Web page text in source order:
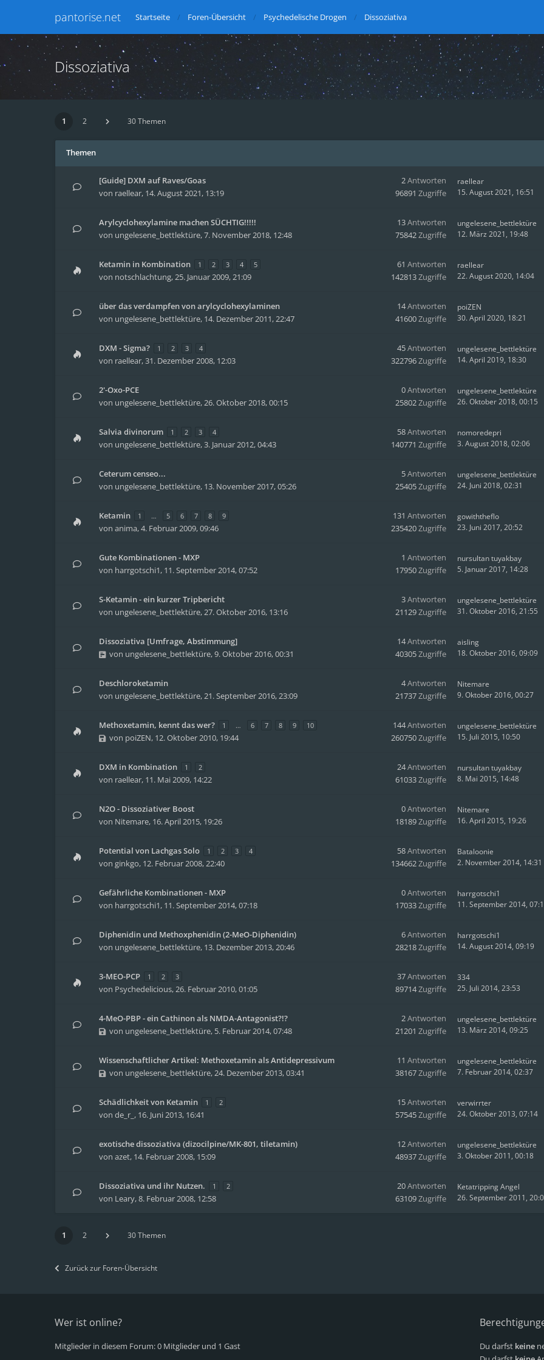
pantorise.net Startseite Foren-Übersicht Psychedelische Drogen Dissoziativa
Dissoziativa
1 2 30 Themen
Themen
[Guide] DXM auf Raves/Goas
von raellear, 14. August 2021, 13:19
2Antworten
96891 Zugriffe
raellear
15. August 2021, 16:51
Arylcyclohexylamine machen SÜCHTIG!!!!!
von ungelesene_bettlektüre,7. November 2018, 12:48
13Antworten
75842Zugriffe
ungelesene_bettlektüre
12. März 2021, 19:48
Ketamin in Kombination 1 2 3 4 5
von notschlachtung,25. Januar 2009, 21:09
61 Antworten
142813Zugriffe
raellear
22. August 2020, 14:04
über das verdampfen von arylcyclohexylaminen
von ungelesene_bettlektüre, 14. Dezember 2011, 22:47
14Antworten
41600Zugriffe
poiZEN
30. April 2020, 18:21
DXM - Sigma? 1 2 3 4
von raellear,31. Dezember 2008, 12:03
45Antworten
322796Zugriffe
ungelesene_bettlektüre
14. April 2019, 18:30
2'-Oxo-PCE
von ungelesene_bettlektüre,26. Oktober 2018, 00:15
0Antworten
25802Zugriffe
ungelesene_bettlektüre
26. Oktober 2018, 00:15
Salvia divinorum 1 2 3 4
von ungelesene_bettlektüre,3. Januar 2012, 04:43
58Antworten
140771 Zugriffe
nomoredepri
3. August 2018, 02:06
Ceterum censeo...
von ungelesene_bettlektüre, 13. November 2017, 05:26
5Antworten
25405Zugriffe
ungelesene_bettlektüre
24. Juni 2018, 02:31
Ketamin 1 … 5 6 7 8 9
von anima,4. Februar 2009, 09:46
131 Antworten
235420Zugriffe
gowiththeflo
23. Juni 2017, 20:52
Gute Kombinationen - MXP
von harrgotschi1, 11. September 2014, 07:52
1 Antworten
17950Zugriffe
nursultan tuyakbay
5. Januar 2017, 14:28
S-Ketamin - ein kurzer Tripbericht
von ungelesene_bettlektüre,27. Oktober 2016, 13:16
3Antworten
21129Zugriffe
ungelesene_bettlektüre
31. Oktober 2016, 21:55
Dissoziativa [Umfrage, Abstimmung]
von ungelesene_bettlektüre,9. Oktober 2016, 00:31
14Antworten
40305Zugriffe
aisling
18. Oktober 2016, 09:09
Deschloroketamin
von ungelesene_bettlektüre,21. September 2016, 23:09
4Antworten
21737Zugriffe
Nitemare
9. Oktober 2016, 00:27
Methoxetamin, kennt das wer? 1 … 6 7 8 9 10
von poiZEN, 12. Oktober 2010, 19:44
144Antworten
260750Zugriffe
ungelesene_bettlektüre
15. Juli 2015, 10:50
DXM in Kombination 1 2
von raellear, 11. Mai 2009, 14:22
24Antworten
61033Zugriffe
nursultan tuyakbay
8. Mai 2015, 14:48
N2O - Dissoziativer Boost
von Nitemare, 16. April 2015, 19:26
0Antworten
18189Zugriffe
Nitemare
16. April 2015, 19:26
Potential von Lachgas Solo 1 2 3 4
von ginkgo, 12. Februar 2008, 22:40
58Antworten
134662Zugriffe
Bataloonie
2. November 2014, 14:31
Gefährliche Kombinationen - MXP
von harrgotschi1, 11. September 2014, 07:18
0Antworten
17033Zugriffe
harrgotschi1
11. September 2014,
Diphenidin und Methoxphenidin (2-MeO-Diphenidin)
von ungelesene_bettlektüre, 13. Dezember 2013, 20:46
6Antworten
28218Zugriffe
harrgotschi1
14. August 2014, 09:19
3-MEO-PCP 1 2 3
von Psychedelicious,26. Februar 2010, 01:05
37Antworten
89714Zugriffe
334
25. Juli 2014, 23:53
4-MeO-PBP - ein Cathinon als NMDA-Antagonist?!?
von ungelesene_bettlektüre, 5. Februar 2014, 07:48
2Antworten
21201 Zugriffe
ungelesene_bettlektüre
13. März 2014, 09:25
Wissenschaftlicher Artikel: Methoxetamin als Antidepressivum
von ungelesene_bettlektüre,24. Dezember 2013, 03:41
11 Antworten
38167Zugriffe
ungelesene_bettlektüre
7. Februar 2014, 02:37
Schädlichkeit von Ketamin 1 2
von de_r_ , 16. Juni 2013, 16:41
15Antworten
57545Zugriffe
verwirrter
24. Oktober 2013, 07:14
exotische dissoziativa (dizocilpine/MK-801, tiletamin)
von azet, 14. Februar 2008, 15:09
12Antworten
48937Zugriffe
ungelesene_bettlektüre
3. Oktober 2011, 00:18
Dissoziativa und ihr Nutzen. 1 2
von Leary,8. Februar 2008, 12:58
20Antworten
63109Zugriffe
Ketatripping Angel
26. September 2011,
1 2 30 Themen
Zurück zur Foren-Übersicht
Du darfst keine
Wer ist online?
Mitglieder in diesem Forum: 0 Mitglieder und 1 Gast